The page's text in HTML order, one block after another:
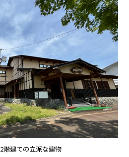
階建ての立派な建物